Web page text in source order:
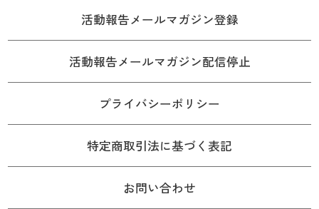
活動報告メールマガジン登録
活動報告メールマガジン配信停止
プライバシーポリシー
特定商取引法に基づく表記
お問い合わせ